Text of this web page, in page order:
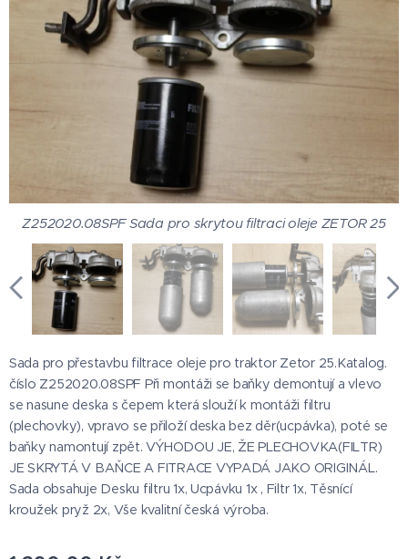
Z252020.08SPF Sada pro skrytou filtraci oleje ZETOR 25
Z252020.08SPF Sada pro skrytou filtraci oleje ZETOR 25
Z252020.08SPF Sada pro skrytou filtraci oleje ZETOR 25
Z252020.08SPF Sada pro skrytou filtraci oleje ZETOR 25
Z252020.08SPF Sada pro skrytou filtraci oleje ZETOR 25
Z252020.08SPF Sada pro skrytou filtraci oleje ZETOR 25
Z252020.08SPF Sada pro skrytou filtraci oleje ZETOR 25
Sada pro přestavbu filtrace oleje pro traktor Zetor 25.Katalog.
číslo Z252020.08SPF Při montáži se baňky demontují a vlevo
se nasune deska s čepem která slouží k montáži filtru
(plechovky), vpravo se přiloží deska bez děr(ucpávka), poté se
baňky namontují zpět. VÝHODOU JE, ŽE PLECHOVKA(FILTR)
JE SKRYTÁ V BAŇCE A FITRACE VYPADÁ JAKO ORIGINÁL.
Sada obsahuje Desku filtru 1x, Ucpávku 1x , Filtr 1x, Těsnící
kroužek pryž 2x, Vše kvalitní česká výroba.